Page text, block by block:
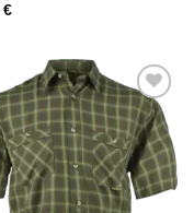
€
Add to
Wishlist